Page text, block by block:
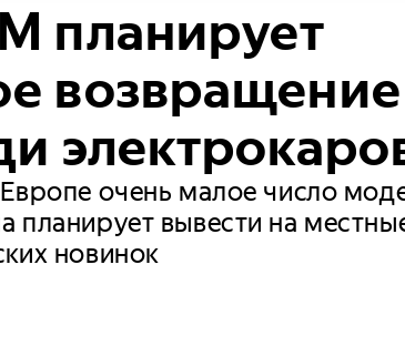
планирует
очень малое число
планирует вывести на
новинок